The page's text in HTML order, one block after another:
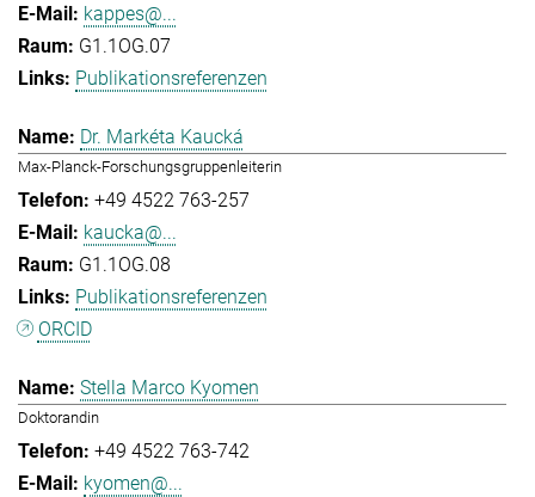
kappes@...
G1.1OG.07
Publikationsreferenzen
Dr. Markéta Kaucká
Max-Planck-Forschungsgruppenleiterin
+49 4522 763-257
kaucka@...
G1.1OG.08
Publikationsreferenzen
ORCID
Stella Marco Kyomen
Doktorandin
+49 4522 763-742
kyomen@...